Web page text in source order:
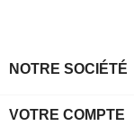
NOTRE SOCIÉTÉ
VOTRE COMPTE